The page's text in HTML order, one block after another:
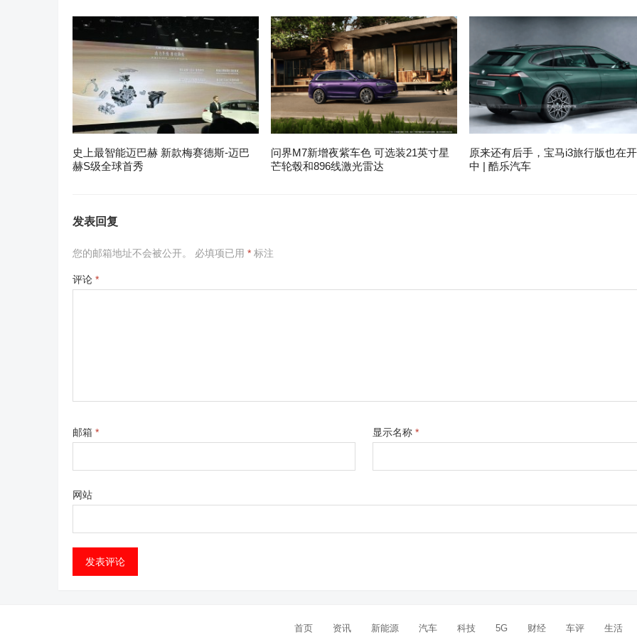
史上最智能迈巴赫 新款梅赛德斯-迈巴
赫S级全球首秀
问界M7新增夜紫车色 可选装21英寸星
芒轮毂和896线激光雷达
原来还有后手，宝马i3旅行版也在
中 | 酷乐汽车
发表回复
您的邮箱地址不会被公开。 必填项已用 * 标注
评论 *
显示名称*
邮箱 *
网站
首页 资讯 新能源 汽车 科技 5G 财经 车评 生活